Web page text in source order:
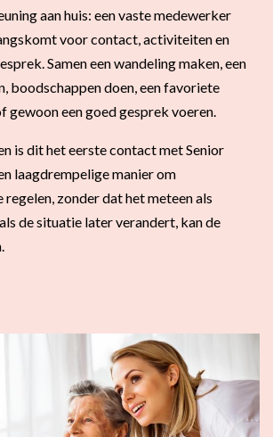
aan huis: een vaste medewerker
voor contact, activiteiten en
Samen een wandeling maken, een
boodschappen doen, een favoriete
gewoon een goed gesprek voeren.
is dit het eerste contact met Senior
laagdrempelige manier om
zonder dat het meteen als
de situatie later verandert, kan de